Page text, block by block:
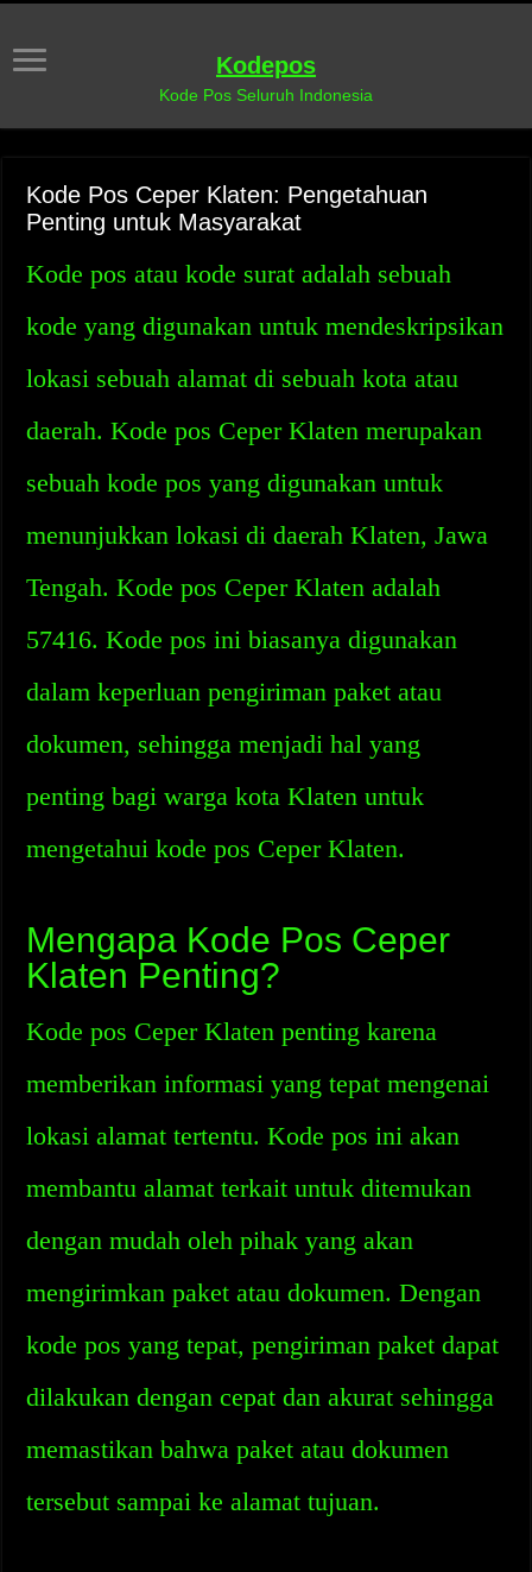
Kodepos
Kode Pos Seluruh Indonesia
Kode Pos Ceper Klaten: Pengetahuan
Penting untuk Masyarakat
Kode pos atau kode surat adalah sebuah
kode yang digunakan untuk mendeskripsikan
lokasi sebuah alamat di sebuah kota atau
daerah. Kode pos Ceper Klaten merupakan
sebuah kode pos yang digunakan untuk
menunjukkan lokasi di daerah Klaten, Jawa
Tengah. Kode pos Ceper Klaten adalah
57416. Kode pos ini biasanya digunakan
dalam keperluan pengiriman paket atau
dokumen, sehingga menjadi hal yang
penting bagi warga kota Klaten untuk
mengetahui kode pos Ceper Klaten.
Mengapa Kode Pos Ceper
Klaten Penting?
Kode pos Ceper Klaten penting karena
memberikan informasi yang tepat mengenai
lokasi alamat tertentu. Kode pos ini akan
membantu alamat terkait untuk ditemukan
dengan mudah oleh pihak yang akan
mengirimkan paket atau dokumen. Dengan
kode pos yang tepat, pengiriman paket dapat
dilakukan dengan cepat dan akurat sehingga
memastikan bahwa paket atau dokumen
tersebut sampai ke alamat tujuan.